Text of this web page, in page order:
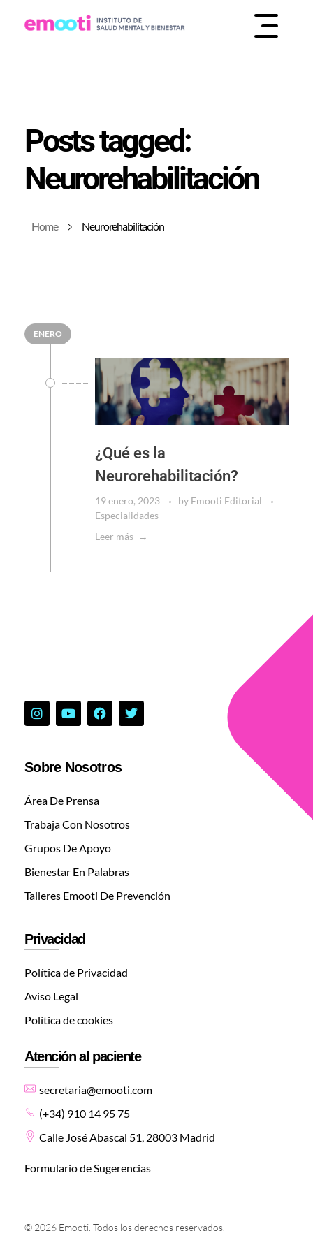
Home Neurorehabilitación
Posts tagged:
Neurorehabilitación
ENERO
¿Qué es la
Neurorehabilitación?
19 enero, 2023 by Emooti Editorial
Especialidades
Leer más
Sobre Nosotros
Área De Prensa
Trabaja Con Nosotros
Grupos De Apoyo
Bienestar En Palabras
Talleres Emooti De Prevención
Privacidad
Política de Privacidad
Aviso Legal
Política de cookies
Atención al paciente
secretaria@emooti.com
(+34) 910 14 95 75
Calle José Abascal 51, 28003 Madrid
Formulario de Sugerencias
© 2026 Emooti. Todos los derechos reservados.